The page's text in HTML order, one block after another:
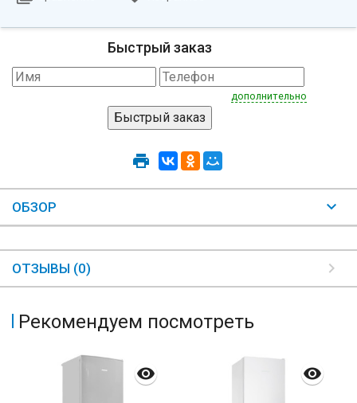
Быстрый заказ
дополнительно
ОБЗОР
ОТЗЫВЫ (0)
Рекомендуем посмотреть